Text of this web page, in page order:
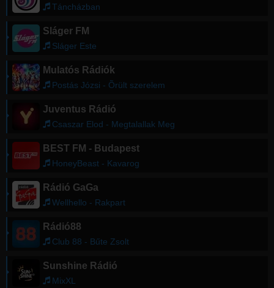
Táncházban
Sláger FM
Sláger Este
Mulatós Rádiók
Postás Józsi - Õrült szerelem
Juventus Rádió
Csaszar Elod - Megtalallak Meg
BEST FM - Budapest
HoneyBeast - Kavarog
Rádió GaGa
Wellhello - Rakpart
Rádió88
Club 88 - Bűte Zsolt
Sunshine Rádió
MixXL